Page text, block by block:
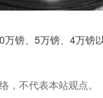
镑、5万镑、4万镑
，不代表本站观点。